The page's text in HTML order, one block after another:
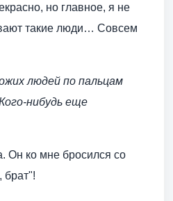
но главное, я не
такие люди… Совсем
людей по пальцам
нибудь еще
Он ко мне бросился со
брат"!